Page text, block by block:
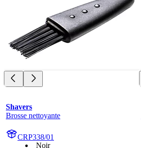
Shavers
Brosse nettoyante
CRP338/01
Noir